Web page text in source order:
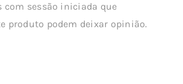
com sessão iniciada que
produto podem deixar opinião.